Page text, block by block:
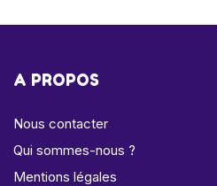
A PROPOS
Nous contacter
Qui sommes-nous ?
Mentions légales